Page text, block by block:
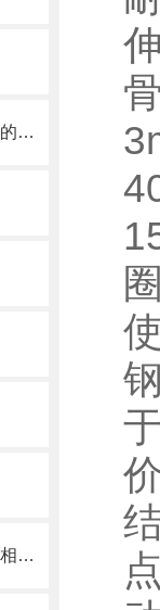
万东机床附件为你展现丝杠保护套的制作方式方法
制定耐高温风琴防护罩维护计划的相关策略